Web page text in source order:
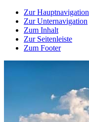
Zur Hauptnavigation
Zur Unternavigation
Zum Inhalt
Zur Seitenleiste
Zum Footer